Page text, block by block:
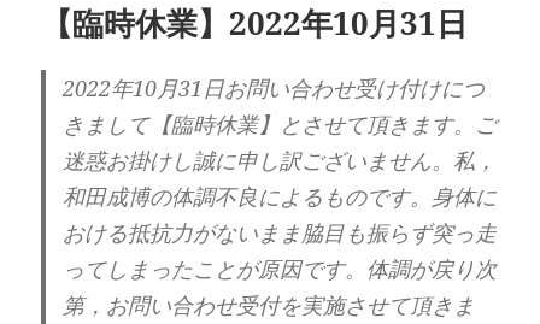
【臨時休業】2022年10月31日
2022年10月31日お問い合わせ受け付けにつ
きまして【臨時休業】とさせて頂きます。ご
迷惑お掛けし誠に申し訳ございません。私，
和田成博の体調不良によるものです。身体に
おける抵抗力がないまま脇目も振らず突っ走
ってしまったことが原因です。体調が戻り次
第，お問い合わせ受付を実施させて頂きま